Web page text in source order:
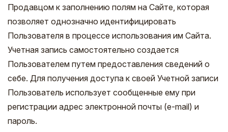
Продавцом к заполнению полям на Сайте, которая
позволяет однозначно идентифицировать
Пользователя в процессе использования им Сайта.
Учетная запись самостоятельно создается
Пользователем путем предоставления сведений о
себе. Для получения доступа к своей Учетной записи
Пользователь использует сообщенные ему при
регистрации адрес электронной почты (e-mail) и
пароль.